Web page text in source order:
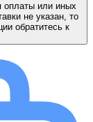
оплаты или иных
не указан, то
обратитесь к